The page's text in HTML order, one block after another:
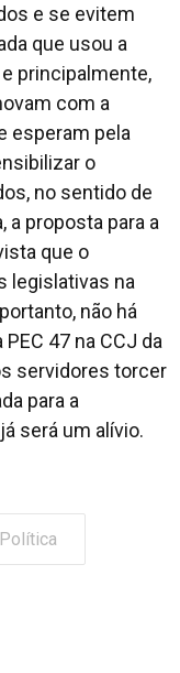
e se evitem
que usou a
principalmente,
com a
esperam pela
o
no sentido de
a proposta para a
que o
legislativas na
não há
47 na CCJ da
servidores torcer
para a
será um alívio.
Política